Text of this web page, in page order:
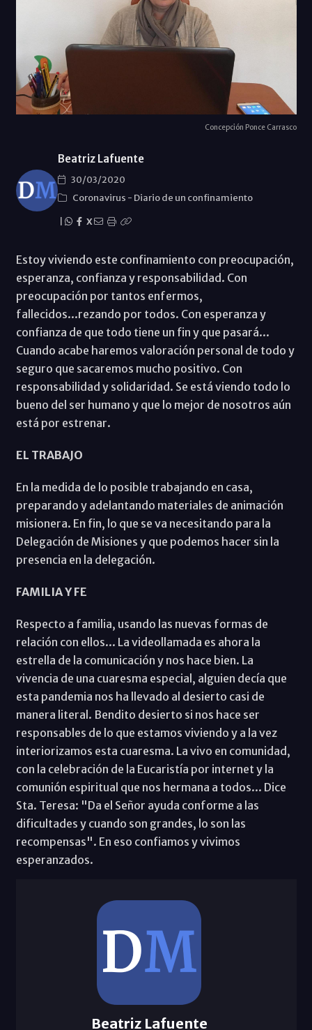
Concepción Ponce Carrasco
Beatriz Lafuente
30/03/2020
Coronavirus - Diario de un confinamiento
X
Estoy viviendo este confinamiento con preocupación,
esperanza, confianza y responsabilidad. Con
preocupación por tantos enfermos,
fallecidos...rezando por todos. Con esperanza y
confianza de que todo tiene un fin y que pasará...
Cuando acabe haremos valoración personal de todo y
seguro que sacaremos mucho positivo. Con
responsabilidad y solidaridad. Se está viendo todo lo
bueno del ser humano y que lo mejor de nosotros aún
está por estrenar.
EL TRABAJO
En la medida de lo posible trabajando en casa,
preparando y adelantando materiales de animación
misionera. En fin, lo que se va necesitando para la
Delegación de Misiones y que podemos hacer sin la
presencia en la delegación.
FAMILIA Y FE
Respecto a familia, usando las nuevas formas de
relación con ellos... La videollamada es ahora la
estrella de la comunicación y nos hace bien. La
vivencia de una cuaresma especial, alguien decía que
esta pandemia nos ha llevado al desierto casi de
manera literal. Bendito desierto si nos hace ser
responsables de lo que estamos viviendo y a la vez
interiorizamos esta cuaresma. La vivo en comunidad,
con la celebración de la Eucaristía por internet y la
comunión espiritual que nos hermana a todos... Dice
Sta. Teresa: "Da el Señor ayuda conforme a las
dificultades y cuando son grandes, lo son las
recompensas". En eso confiamos y vivimos
esperanzados.
Beatriz Lafuente